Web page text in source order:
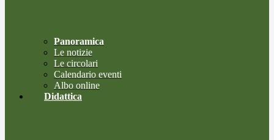
Panoramica
Le notizie
Le circolari
Calendario eventi
Albo online
Didattica